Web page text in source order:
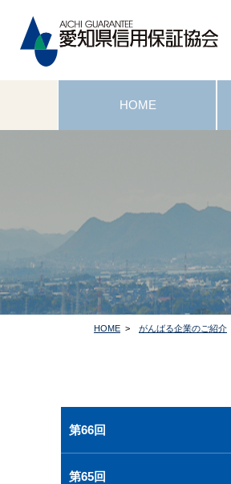
HOME
HOME > がんばる企業のご紹介
第66回
第65回